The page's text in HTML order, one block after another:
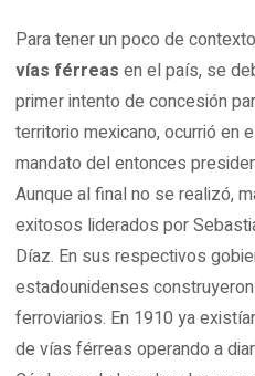
Para tener un poco de
vías férreas en el país, se
primer intento de concesión
territorio mexicano, ocurrió en
mandato del entonces
Aunque al final no se realizó,
exitosos liderados por
Díaz. En sus respectivos
estadounidenses
ferroviarios. En 1910 ya
de vías férreas operando a